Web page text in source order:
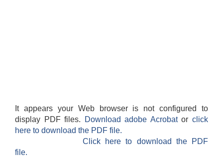
It appears your Web browser is not configured to
display PDF files.
Download adobe Acrobatorclick
here to download the PDF file.
Click here to download the PDF
file.